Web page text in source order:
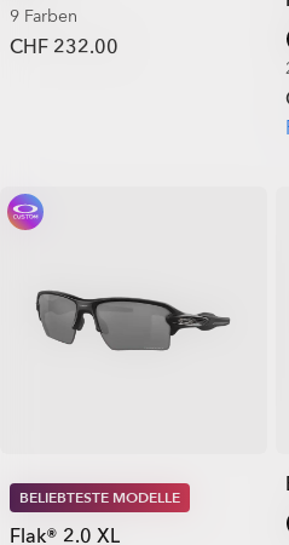
9 Farben
CHF 232.00
BELIEBTESTE MODELLE
Flak® 2.0 XL